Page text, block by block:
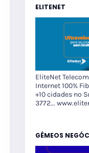
ELITENET
EliteNet
Internet 100%
+10 cidades no
3772...
GÊMEOS